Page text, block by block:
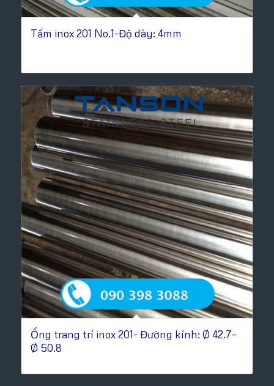
Tấm inox 201 No.1-Độ dày: 4mm
Ống trang trí inox 201- Đường kính: Ø 42.7–
Ø 50.8